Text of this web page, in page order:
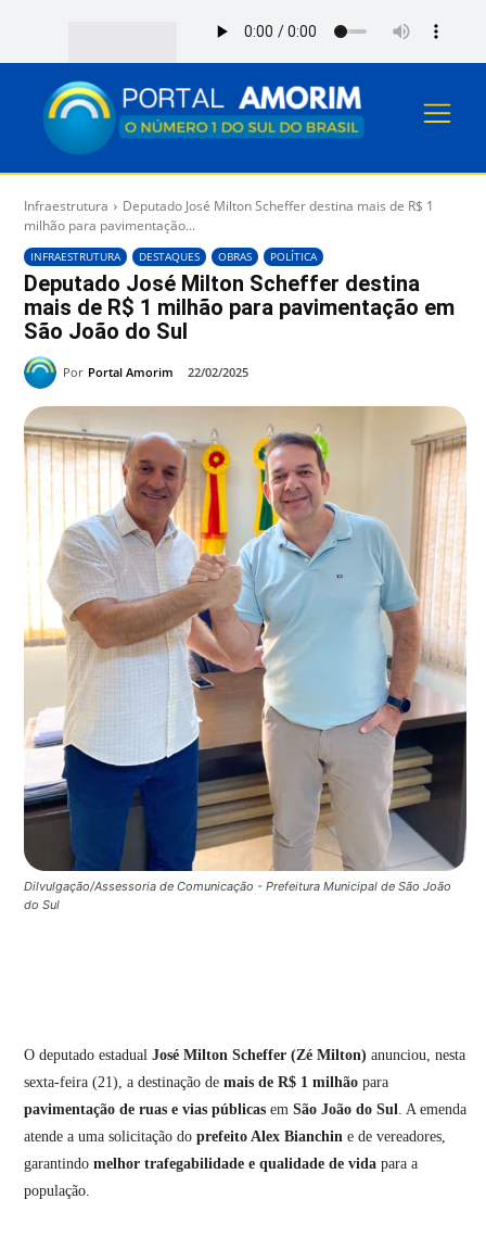
Infraestrutura
Deputado José Milton Scheffer destina mais de R$ 1
milhão para pavimentação...
INFRAESTRUTURA DESTAQUES OBRAS POLÍTICA
Deputado José Milton Scheffer destina
mais de R$ 1 milhão para pavimentação em
São João do Sul
Por Portal Amorim 22/02/2025
Dilvulgação/Assessoria de Comunicação - Prefeitura Municipal de São João
do Sul
O deputado estadual José Milton Scheffer (Zé Milton) anunciou, nesta
sexta-feira (21), a destinação de mais de R$ 1 milhão para
pavimentação de ruas e vias públicas em São João do Sul. A emenda
atende a uma solicitação do prefeito Alex Bianchin e de vereadores,
garantindo melhor trafegabilidade e qualidade de vida para a
população.